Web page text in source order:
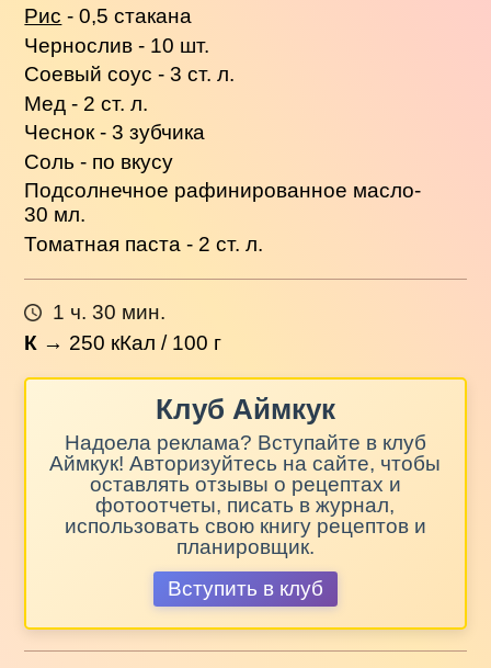
Рис - 0,5 стакана
Чернослив - 10 шт.
Соевый соус - 3 ст. л.
Мед - 2 ст. л.
Чеснок - 3 зубчика
Соль - по вкусу
Подсолнечное рафинированное масло-
30 мл.
Томатная паста - 2 ст. л.
1 ч. 30 мин.
К → 250 кКал / 100 г
Клуб Аймкук
Надоела реклама? Вступайте в клуб
Аймкук! Авторизуйтесь на сайте, чтобы
оставлять отзывы о рецептах и
фотоотчеты, писать в журнал,
использовать свою книгу рецептов и
планировщик.
Вступить в клуб